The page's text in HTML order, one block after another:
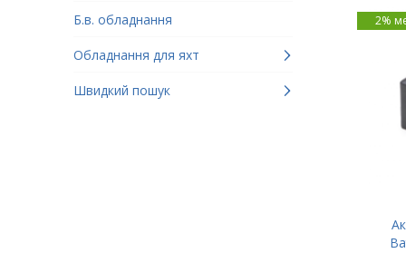
Б.в. обладнання
Обладнання для яхт
Швидкий пошук
2%